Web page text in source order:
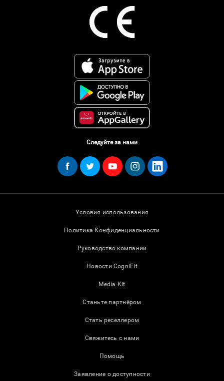
Следуйте за нами
Условия использования
Политика Конфиденциальности
Руководство компании
Новости CogniFit
Media Kit
Станьте партнёром
Стать реселлером
Свяжитесь с нами
Помощь
Заявление о доступности